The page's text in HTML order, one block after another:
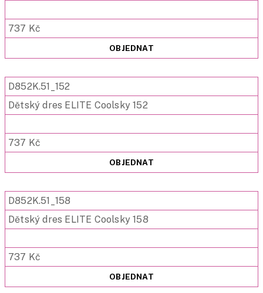
737 Kč
OBJEDNAT
D852K.51_152
Dětský dres ELITE Coolsky 152
737 Kč
OBJEDNAT
D852K.51_158
Dětský dres ELITE Coolsky 158
737 Kč
OBJEDNAT